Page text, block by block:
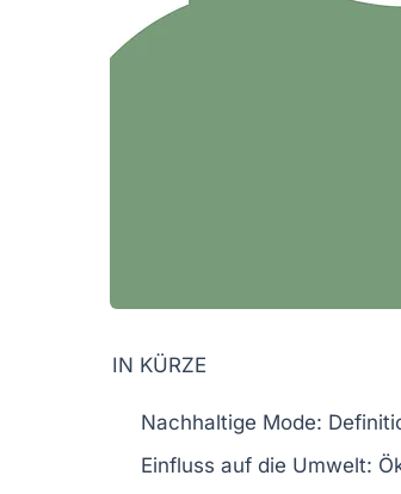
IN KÜRZE
Nachhaltige Mode:
Einfluss auf die Umwelt: